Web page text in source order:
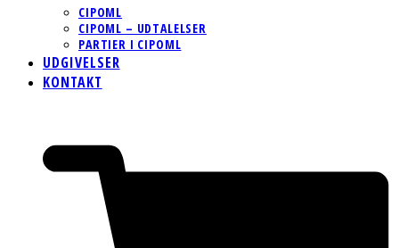
CIPOML
CIPOML – UDTALELSER
PARTIER I CIPOML
UDGIVELSER
KONTAKT